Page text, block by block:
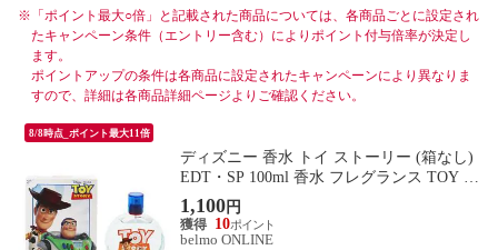
※ 「ポイント最大○倍」と記載された商品については、各商品ごとに設定され
たキャンペーン条件（エントリー含む）によりポイント付与倍率が決定し
ます。
ポイントアップの条件は各商品に設定されたキャンペーンにより異なりま
すので、詳細は各商品詳細ページよりご確認ください。
8/8時点_ポイント最大11倍
ディズニー 香水 トイ ストーリー (箱なし)
EDT・SP 100ml 香水 フレグランス TOY S
TORY DISNEY 新品 未使用
1,100円
10
belmo ONLINE